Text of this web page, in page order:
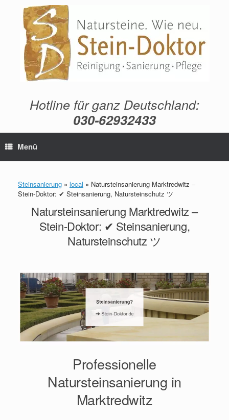
springen
Hotline für ganz Deutschland:
030-62932433
Menü
Steinsanierung » local » Natursteinsanierung Marktredwitz –
Stein-Doktor: ✔ Steinsanierung, Natursteinschutz ツ
Natursteinsanierung Marktredwitz –
Stein-Doktor: ✔ Steinsanierung,
Natursteinschutz ツ
Professionelle
Natursteinsanierung in
Marktredwitz